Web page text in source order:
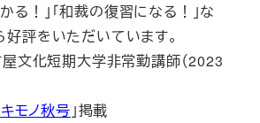
る！」「和裁の復習になる！」な
好評をいただいています。
文化短期大学非常勤講師（2023
モノ秋号 」掲載